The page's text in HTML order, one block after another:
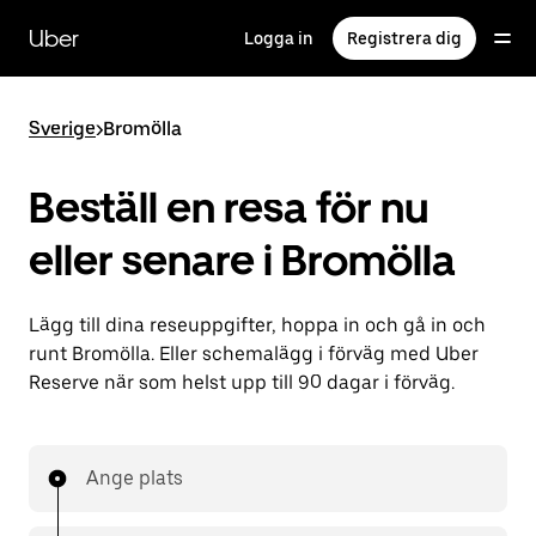
huvudinnehållet
Uber Logga in Registrera dig
Sverige>Bromölla
Beställ en resa för nu
eller senare i Bromölla
Lägg till dina reseuppgifter, hoppa in och gå in och
runt Bromölla. Eller schemalägg i förväg med Uber
Reserve när som helst upp till 90 dagar i förväg.
Ange plats